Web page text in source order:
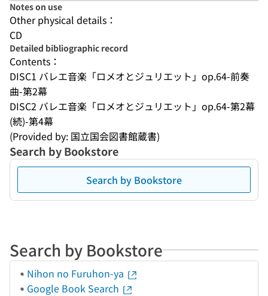
Notes on use
Other physical details：
CD
Detailed bibliographic record
Contents：
DISC1 バレエ音楽「ロメオとジュリエット」op.64-前奏
曲-第2幕
DISC2 バレエ音楽「ロメオとジュリエット」op.64-第2幕
(続)-第4幕
(Provided by: 国立国会図書館蔵書)
Search by Bookstore
Search by Bookstore
Search by Bookstore
Nihon no Furuhon-ya
Google Book Search